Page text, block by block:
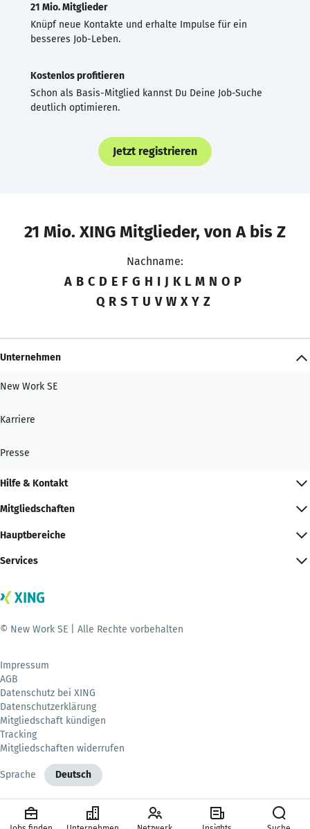
21 Mio. Mitglieder
Knüpf neue Kontakte und erhalte Impulse für ein
besseres Job-Leben.
Kostenlos profitieren
Schon als Basis-Mitglied kannst Du Deine Job-Suche
deutlich optimieren.
Jetzt registrieren
21 Mio. XING Mitglieder, von A bis Z
Nachname:
A B C D E F G H I J K L M N O P
Q R S T U V W X Y Z
Unternehmen
New Work SE
Karriere
Presse
Hilfe & Kontakt
Mitgliedschaften
Hauptbereiche
Services
© New Work SE | Alle Rechte vorbehalten
Impressum
AGB
Datenschutz bei XING
Datenschutzerklärung
Mitgliedschaft kündigen
Tracking
Mitgliedschaften widerrufen
Sprache Deutsch